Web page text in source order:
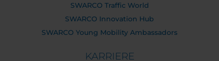
SWARCO Traffic World
SWARCO Innovation Hub
SWARCO Young Mobility Ambassadors
KARRIERE